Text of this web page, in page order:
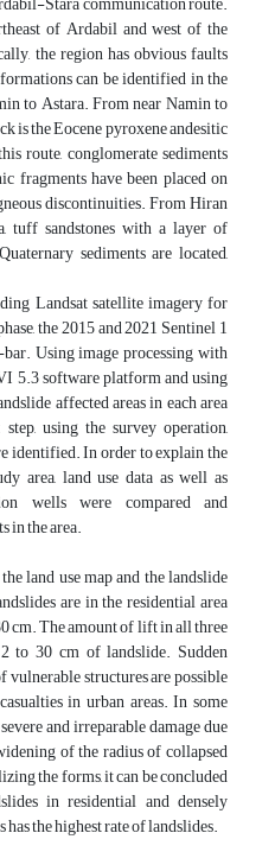
of Ardabil and west of the
the region has obvious faults
can be identified in the
to Astara. From near Namin to
is the Eocene pyroxene andesitic
route, conglomerate sediments
fragments have been placed on
discontinuities. From Hiran
sandstones with a layer of
sediments are located,
Landsat satellite imagery for
the 2015 and 2021 Sentinel 1
Using image processing with
5.3 software platform and using
affected areas in each area
using the survey operation,
identified. In order to explain the
area, land use data as well as
wells were compared and
in the area.
land use map and the landslide
are in the residential area
cm. The amount of lift in all three
to 30 cm of landslide. Sudden
structures are possible
in urban areas. In some
and irreparable damage due
of the radius of collapsed
the forms, it can be concluded
in residential and densely
has the highest rate of landslides.